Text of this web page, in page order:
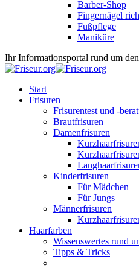
Barber-Shop
Fingernägel
Fußpflege
Maniküre
Ihr Informationsportal rund um
Start
Frisuren
Frisurentest und -
Brautfrisuren
Damenfrisuren
Kinderfrisuren
Für Mädchen
Für Jungs
Männerfrisuren
Haarfarben
Wissenswertes rund
Tipps & Tricks